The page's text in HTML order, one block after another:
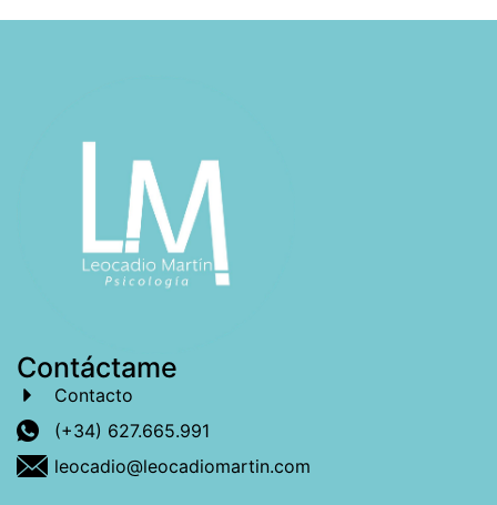
Contáctame
Contacto
(+34) 627.665.991
leocadio@leocadiomartin.com